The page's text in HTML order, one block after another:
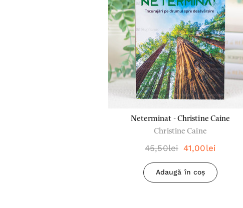
Neterminat - Christine Caine
Christine Caine
45,50lei 41,00lei
Adaugă în coș